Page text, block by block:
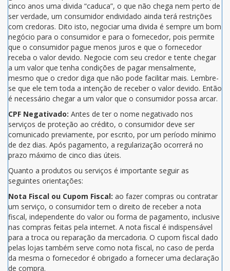
cinco anos uma divida “caduca”, o que não chega nem perto de
ser verdade, um consumidor endividado ainda terá restrições
com credoras. Dito isto, negociar uma divida é sempre um bom
negócio para o consumidor e para o fornecedor, pois permite
que o consumidor pague menos juros e que o fornecedor
receba o valor devido. Negocie com seu credor e tente chegar
a um valor que tenha condições de pagar mensalmente,
mesmo que o credor diga que não pode facilitar mais. Lembre-
se que ele tem toda a intenção de receber o valor devido. Então
é necessário chegar a um valor que o consumidor possa arcar.
CPF Negativado: Antes de ter o nome negativado nos
serviços de proteção ao crédito, o consumidor deve ser
comunicado previamente, por escrito, por um período mínimo
de dez dias. Após pagamento, a regularização ocorrerá no
prazo máximo de cinco dias úteis.
Quanto a produtos ou serviços é importante seguir as
seguintes orientações:
Nota Fiscal ou Cupom Fiscal: ao fazer compras ou contratar
um serviço, o consumidor tem o direito de receber a nota
fiscal, independente do valor ou forma de pagamento, inclusive
nas compras feitas pela internet. A nota fiscal é indispensável
para a troca ou reparação da mercadoria. O cupom fiscal dado
pelas lojas também serve como nota fiscal, no caso de perda
da mesma o fornecedor é obrigado a fornecer uma declaração
de compra.